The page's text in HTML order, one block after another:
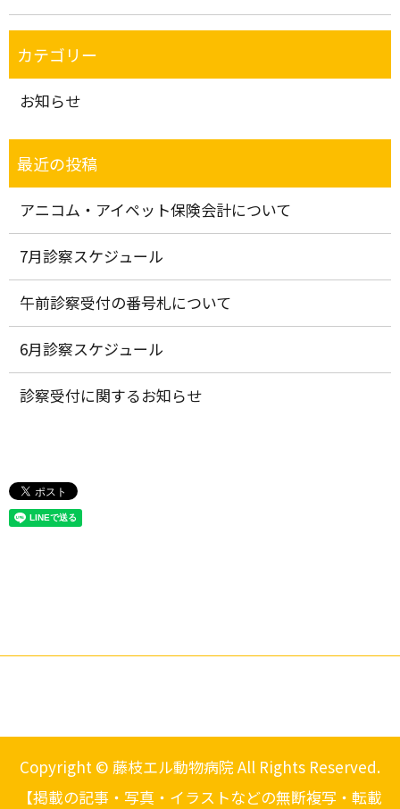
お知らせ
アニコム・アイペット保険会計について
7月診察スケジュール
午前診察受付の番号札について
6月診察スケジュール
診察受付に関するお知らせ
Copyright © 藤枝エル動物病院 All Rights Reserved.
【掲載の記事・写真・イラストなどの無断複写・転載